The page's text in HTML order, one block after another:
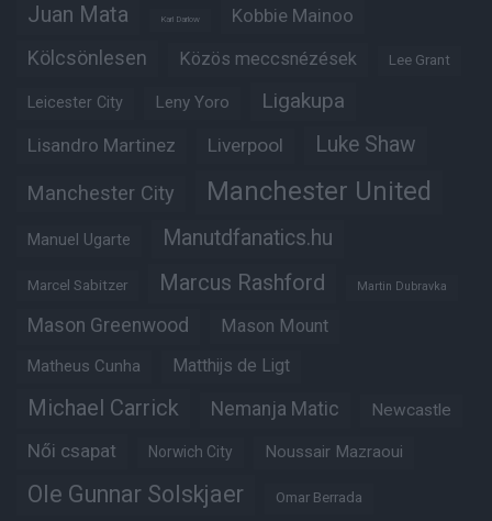
Juan Mata Karl Darlow Kobbie Mainoo
Kölcsönlesen Közös meccsnézések Lee Grant
Leicester City Leny Yoro Ligakupa
Lisandro Martinez Liverpool Luke Shaw
Manchester City Manchester United
Manuel Ugarte Manutdfanatics.hu
Marcel Sabitzer Marcus Rashford Martin Dubravka
Mason Greenwood Mason Mount
Matheus Cunha Matthijs de Ligt
Michael Carrick Nemanja Matic Newcastle
Női csapat Norwich City Noussair Mazraoui
Ole Gunnar Solskjaer Omar Berrada